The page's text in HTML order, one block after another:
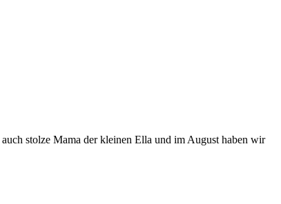
stolze Mama der kleinen Ella und im August haben wir